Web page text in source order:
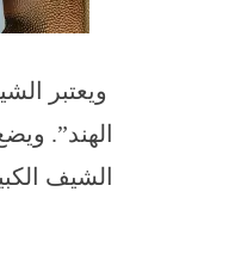
ويعتبر
الهند”.
الشيف الكبير كارنا